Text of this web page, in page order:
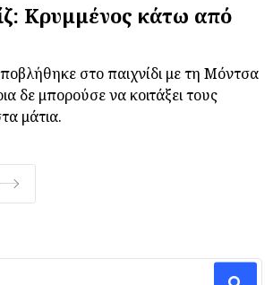
Κρυμμένος κάτω από
στο παιχνίδι με τη Μόντσα
δε μπορούσε να κοιτάξει τους
μάτια.